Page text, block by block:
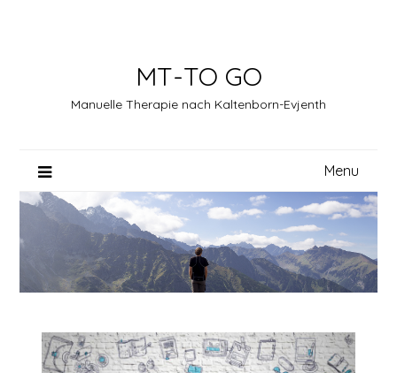
MT-TO GO
Manuelle Therapie nach Kaltenborn-Evjenth
Menu